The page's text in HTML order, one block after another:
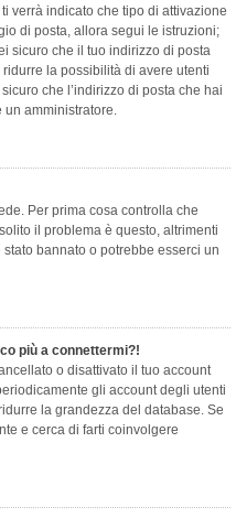
verrà indicato che tipo di attivazione
di posta, allora segui le istruzioni;
sicuro che il tuo indirizzo di posta
la possibilità di avere utenti
che l’indirizzo di posta che hai
un amministratore.
Per prima cosa controlla che
il problema è questo, altrimenti
bannato o potrebbe esserci un
più a connettermi?!
o disattivato il tuo account
gli account degli utenti
la grandezza del database. Se
e cerca di farti coinvolgere